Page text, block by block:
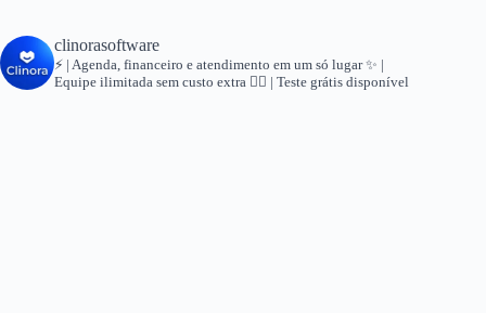
clinorasoftware
⚡ | Agenda, financeiro e atendimento em um só lugar✨ |
Equipe ilimitada sem custo extra 👇🏻 | Teste grátis disponível